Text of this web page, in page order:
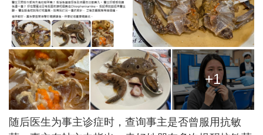
+1
随后医生为事主诊症时，查询事主是否曾服用抗敏